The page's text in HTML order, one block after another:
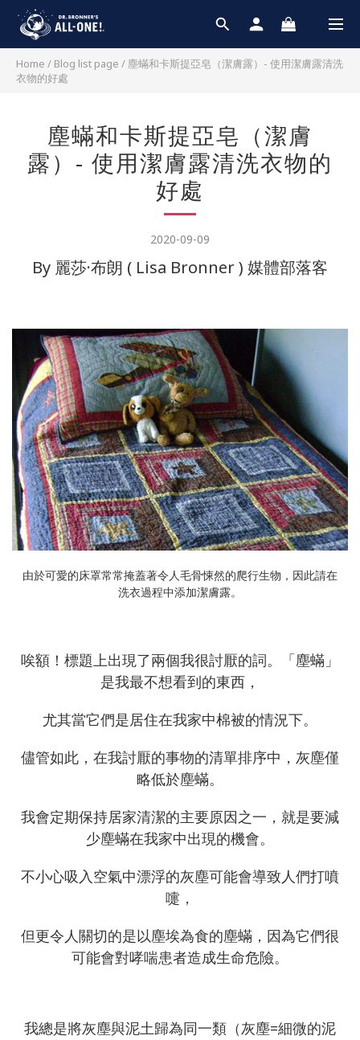
Home / Blog list page / 塵蟎和卡斯提亞皂（潔膚露）- 使用潔膚露清洗
衣物的好處
塵蟎和卡斯提亞皂（潔膚
露）- 使用潔膚露清洗衣物的
好處
2020-09-09
By 麗莎·布朗 ( Lisa Bronner ) 媒體部落客
由於可愛的床罩常常掩蓋著令人毛骨悚然的爬行生物，因此請在
洗衣過程中添加潔膚露。
唉額！標題上出現了兩個我很討厭的詞。「塵蟎」
是我最不想看到的東西，
尤其當它們是居住在我家中棉被的情況下。
儘管如此，在我討厭的事物的清單排序中，灰塵僅
略低於塵蟎。
我會定期保持居家清潔的主要原因之一，就是要減
少塵蟎在我家中出現的機會。
不小心吸入空氣中漂浮的灰塵可能會導致人們打噴
嚏，
但更令人關切的是以塵埃為食的塵蟎，因為它們很
可能會對哮喘患者造成生命危險。
我總是將灰塵與泥土歸為同一類（灰塵=細微的泥